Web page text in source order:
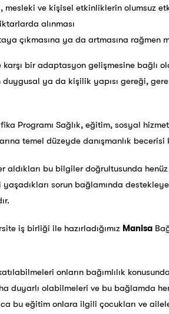
mesleki ve kişisel etkinliklerin olumsuz
alınması
çıkmasına ya da artmasına rağmen
karşı bir adaptasyon gelişmesine bağlı
duygusal ya da kişilik yapısı gereği,
Programı Sağlık, eğitim, sosyal
temel düzeyde danışmanlık becerisi
aldıkları bu bilgiler doğrultusunda
sorun bağlamında
iş birliği ile hazırladığımız Manisa
onların bağımlılık
duyarlı olabilmeleri ve bu bağlamda
bu eğitim onlara ilgili çocukları ve